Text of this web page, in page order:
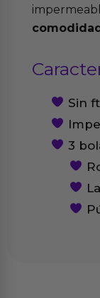
Sin
3